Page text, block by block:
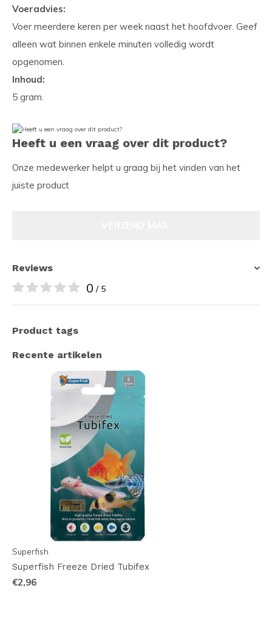
Voeradvies:
Voer meerdere keren per week naast het hoofdvoer. Geef
alleen wat binnen enkele minuten volledig wordt
opgenomen.
Inhoud:
5 gram.
Heeft u een vraag over dit product?
Onze medewerker helpt u graag bij het vinden van het
juiste product
Reviews
0 / 5
Product tags
Recente artikelen
Superfish
Superfish Freeze Dried Tubifex
€2,96